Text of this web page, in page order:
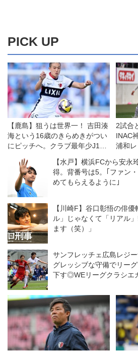
PICK UP
【鹿島】狙うは世界一！ 吉田湊
海という16歳のきらめきがつい
にピッチへ。クラブ最年少J1デ
標」
2試合
INAC
浦和レ
【水戸】横浜FCから安永
得。背番号は5。｢ファン
めてもらえるように｣
【川崎F】谷口彰悟の俳
ル」じゃなくて「リアル
ます（笑）」
サンフレッチェ広島レジ
グレッシブな守備でリー
下す◎WEリーグクラシエ